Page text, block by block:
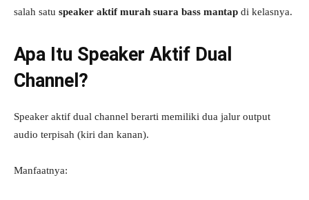
salah satu speaker aktif murah suara bass mantap di kelasnya.
Apa Itu Speaker Aktif Dual
Channel?
Speaker aktif dual channel berarti memiliki dua jalur output
audio terpisah (kiri dan kanan).
Manfaatnya: